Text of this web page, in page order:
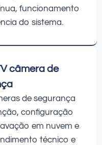
funcionamento
do sistema.
câmera de
de segurança
configuração
em nuvem e
técnico e